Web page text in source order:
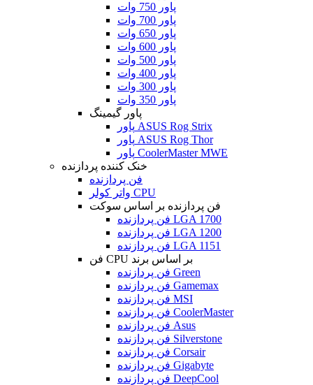
پاور 750 وات
پاور 700 وات
پاور 650 وات
پاور 600 وات
پاور 500 وات
پاور 400 وات
پاور 300 وات
پاور 350 وات
پاور گیمینگ
پاور ASUS Rog Strix
پاور ASUS Rog Thor
پاور CoolerMaster MWE
خنک کننده پردازنده
فن پردازنده
واتر کولر CPU
فن پردازنده بر اساس سوکت
فن پردازنده LGA 1700
فن پردازنده LGA 1200
فن پردازنده LGA 1151
فن CPU بر اساس برند
فن پردازنده Green
فن پردازنده Gamemax
فن پردازنده MSI
فن پردازنده CoolerMaster
فن پردازنده Asus
فن پردازنده Silverstone
فن پردازنده Corsair
فن پردازنده Gigabyte
فن پردازنده DeepCool